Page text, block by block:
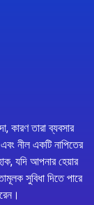
কারণ তারা ব্যবসার
নীল একটি নাপিতের
যদি আপনার হেয়ার
সুবিধা দিতে পারে